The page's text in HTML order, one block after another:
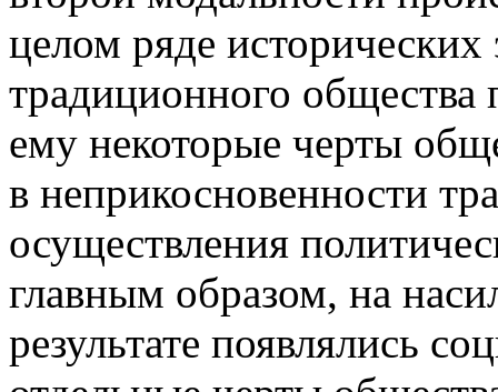
целом ряде
традиционного общества
ему некоторые черты
в неприкосновенности
осуществления
главным образом, на
результате появлялись